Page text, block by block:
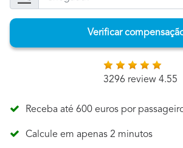
Verificar
3296 review 4.55
Receba até 600 euros por
Calcule em apenas 2 minutos